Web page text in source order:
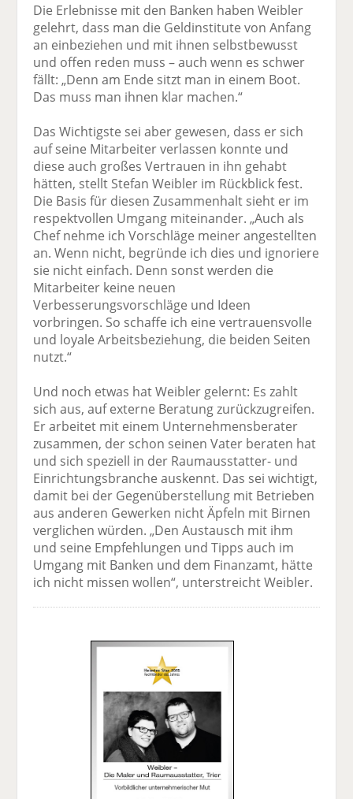
Die Erlebnisse mit den Banken haben Weibler
gelehrt, dass man die Geldinstitute von Anfang
an einbeziehen und mit ihnen selbstbewusst
und offen reden muss – auch wenn es schwer
fällt: „Denn am Ende sitzt man in einem Boot.
Das muss man ihnen klar machen.“
Das Wichtigste sei aber gewesen, dass er sich
auf seine Mitarbeiter verlassen konnte und
diese auch großes Vertrauen in ihn gehabt
hätten, stellt Stefan Weibler im Rückblick fest.
Die Basis für diesen Zusammenhalt sieht er im
respektvollen Umgang miteinander. „Auch als
Chef nehme ich Vorschläge meiner angestellten
an. Wenn nicht, begründe ich dies und ignoriere
sie nicht einfach. Denn sonst werden die
Mitarbeiter keine neuen
Verbesserungsvorschläge und Ideen
vorbringen. So schaffe ich eine vertrauensvolle
und loyale Arbeitsbeziehung, die beiden Seiten
nutzt.“
Und noch etwas hat Weibler gelernt: Es zahlt
sich aus, auf externe Beratung zurückzugreifen.
Er arbeitet mit einem Unternehmensberater
zusammen, der schon seinen Vater beraten hat
und sich speziell in der Raumausstatter- und
Einrichtungsbranche auskennt. Das sei wichtigt,
damit bei der Gegenüberstellung mit Betrieben
aus anderen Gewerken nicht Äpfeln mit Birnen
verglichen würden. „Den Austausch mit ihm
und seine Empfehlungen und Tipps auch im
Umgang mit Banken und dem Finanzamt, hätte
ich nicht missen wollen“, unterstreicht Weibler.